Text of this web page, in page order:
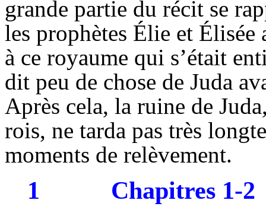
grande partie du récit se
les prophètes Élie et Élisée
à ce royaume qui s’était
dit peu de chose de Juda
Après cela, la ruine de
rois, ne tarda pas très
moments de relèvement.
1 Chapitres 1-2